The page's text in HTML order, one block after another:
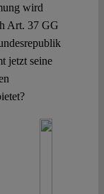
wird
Art. 37 GG
jetzt seine